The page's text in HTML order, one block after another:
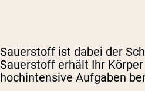
Sauerstoff ist dabei der
Sauerstoff erhält Ihr
hochintensive Aufgaben